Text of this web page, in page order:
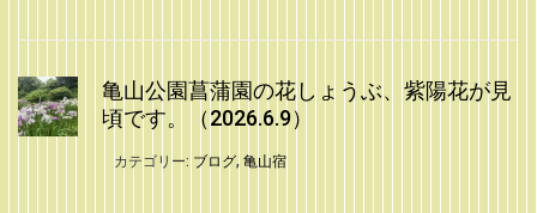
亀山公園菖蒲園の花しょうぶ、紫陽花が見
頃です。（2026.6.9）
カテゴリー: ブログ, 亀山宿